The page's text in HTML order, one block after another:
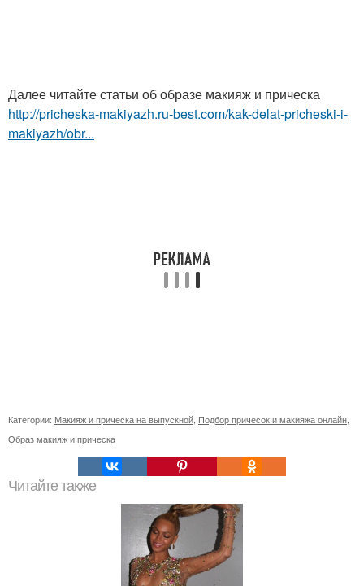
Далее читайте статьи об образе макияж и прическа
http://pricheska-makiyazh.ru-best.com/kak-delat-pricheski-i-
makiyazh/obr...
Категории: Макияж и прическа на выпускной Подбор причесок и макияжа онлайн
Образ макияж и прическа
Читайте также